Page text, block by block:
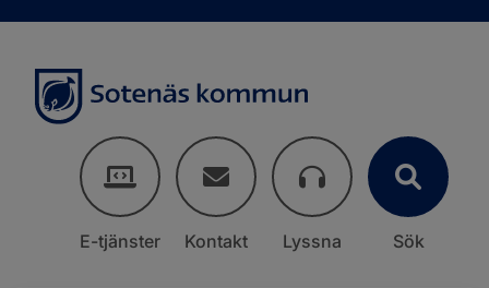
E-tjänster Kontakt Lyssna Sök